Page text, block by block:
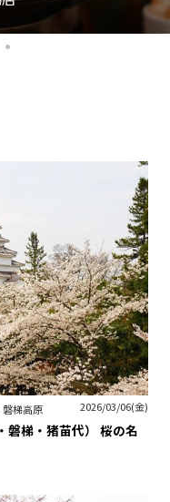
梯高原 2026/03/06(金)
磐梯・猪苗代） 桜の名